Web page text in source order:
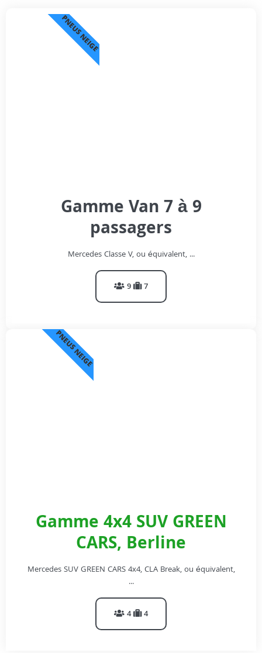
Gamme Van 7 à 9
passagers
Mercedes Classe V, ou équivalent, ...
9 7
PNEUS NEIGE
Gamme 4x4 SUV GREEN
CARS, Berline
Mercedes SUV GREEN CARS 4x4, CLA Break, ou équivalent,
...
4 4
PNEUS NEIGE